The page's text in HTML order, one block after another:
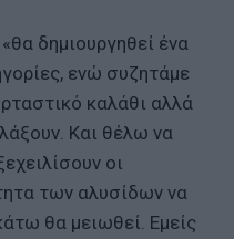
δημιουργηθεί ένα
ενώ συζητάμε
καλάθι αλλά
Και θέλω να
οι
των αλυσίδων να
θα μειωθεί. Εμείς